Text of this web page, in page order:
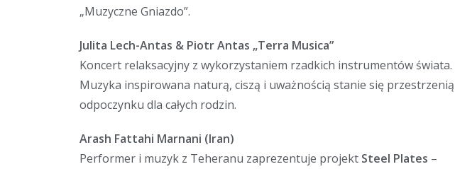
„Muzyczne Gniazdo”.
Julita Lech-Antas & Piotr Antas „Terra Musica”
Koncert relaksacyjny z wykorzystaniem rzadkich instrumentów świata.
Muzyka inspirowana naturą, ciszą i uważnością stanie się przestrzenią
odpoczynku dla całych rodzin.
Arash Fattahi Marnani (Iran)
Performer i muzyk z Teheranu zaprezentuje projekt Steel Plates –